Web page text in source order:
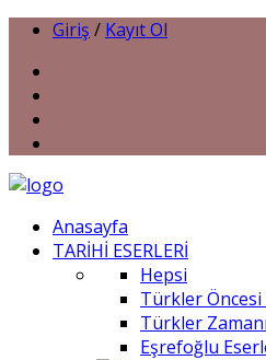
Giriş / Kayıt Ol
Anasayfa
TARİHİ ESERLERİ
Hepsi
Türkler
Türkler
Eşrefoğlu